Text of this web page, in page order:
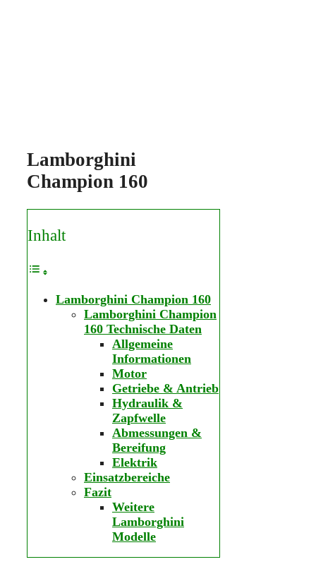
Lamborghini
Champion 160
Inhalt
Lamborghini Champion 160
Lamborghini Champion
160 Technische Daten
Allgemeine
Informationen
Motor
Getriebe & Antrieb
Hydraulik &
Zapfwelle
Abmessungen &
Bereifung
Elektrik
Einsatzbereiche
Fazit
Weitere
Lamborghini
Modelle